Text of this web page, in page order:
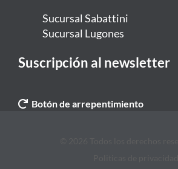
Sucursal Sabattini
Sucursal Lugones
Suscripción al newsletter
Botón de arrepentimiento